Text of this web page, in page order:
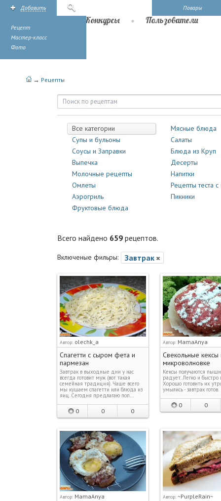
Повары
Добавить
Рецепт
Мастер-класс
Фото
Конкурсы Пользователи
→ Рецепты
Рецепты | Повары.ру
Все категории
Мясные блюда
Супы и бульоны
Салаты
Соусы и Заправки
Блюда из Круп
Выпечка
Десерты
Молочные рецепты
Напитки
Омлеты
Рецепты теста с
Аэрогриль
Пикники
Фруктовые блюда
Всего найдено 659 рецептов.
Включеные фильры: Завтрак
Автор: olechk_a
Спагетти с сыром фета и
пармезан
Завтрак в выходные дни у нас
всегда готовит муж (вот такая
семейная традиция). Чаще всего
мы кушаем спагетти или блюда из
яиц. Сегодня предлагаю поп…
0 0 0
Автор: MamaAnya
Свекольные кексы
микроволновке
Кексы получаются
радует. Легко и быстро
Хорошо готовить их
умылись - завтрак готов.
0 0
Автор: MamaAnya Автор: ~PurpleRain~